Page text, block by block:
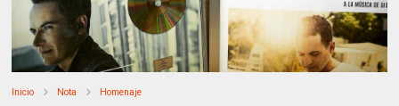
Inicio Nota Homenaje